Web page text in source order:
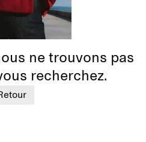
ne trouvons pas
recherchez.